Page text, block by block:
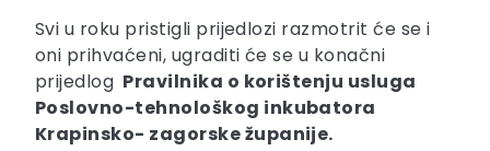
Svi u roku pristigli prijedlozi razmotrit će se i
oni prihvaćeni, ugraditi će se u konačni
prijedlog Pravilnika o korištenju usluga
Poslovno-tehnološkog inkubatora
Krapinsko- zagorske županije.